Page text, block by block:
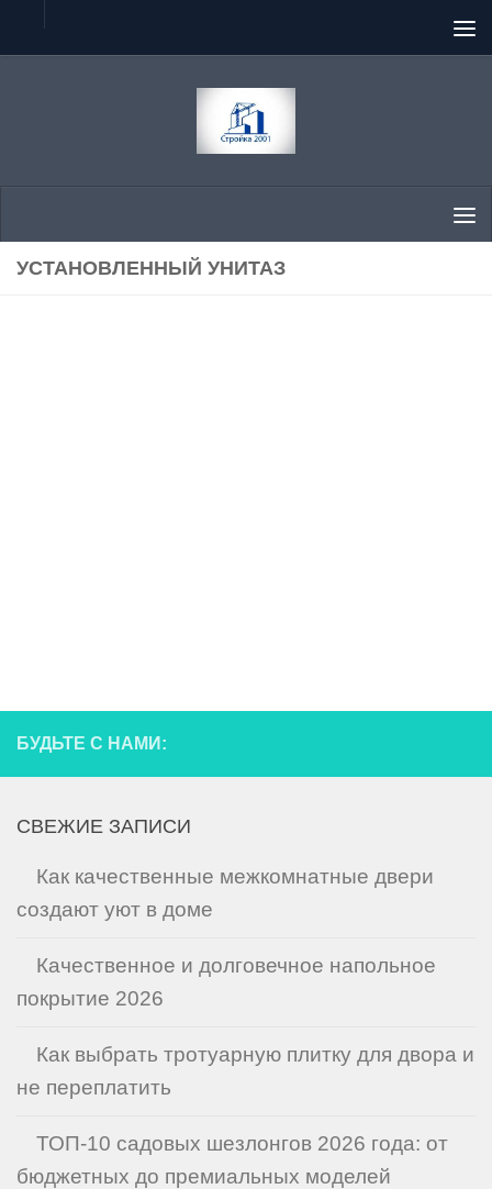
Перейти к содержимому
УСТАНОВЛЕННЫЙ УНИТАЗ
БУДЬТЕ С НАМИ:
СВЕЖИЕ ЗАПИСИ
Как качественные межкомнатные двери
создают уют в доме
Качественное и долговечное напольное
покрытие 2026
Как выбрать тротуарную плитку для двора и
не переплатить
ТОП-10 садовых шезлонгов 2026 года: от
бюджетных до премиальных моделей